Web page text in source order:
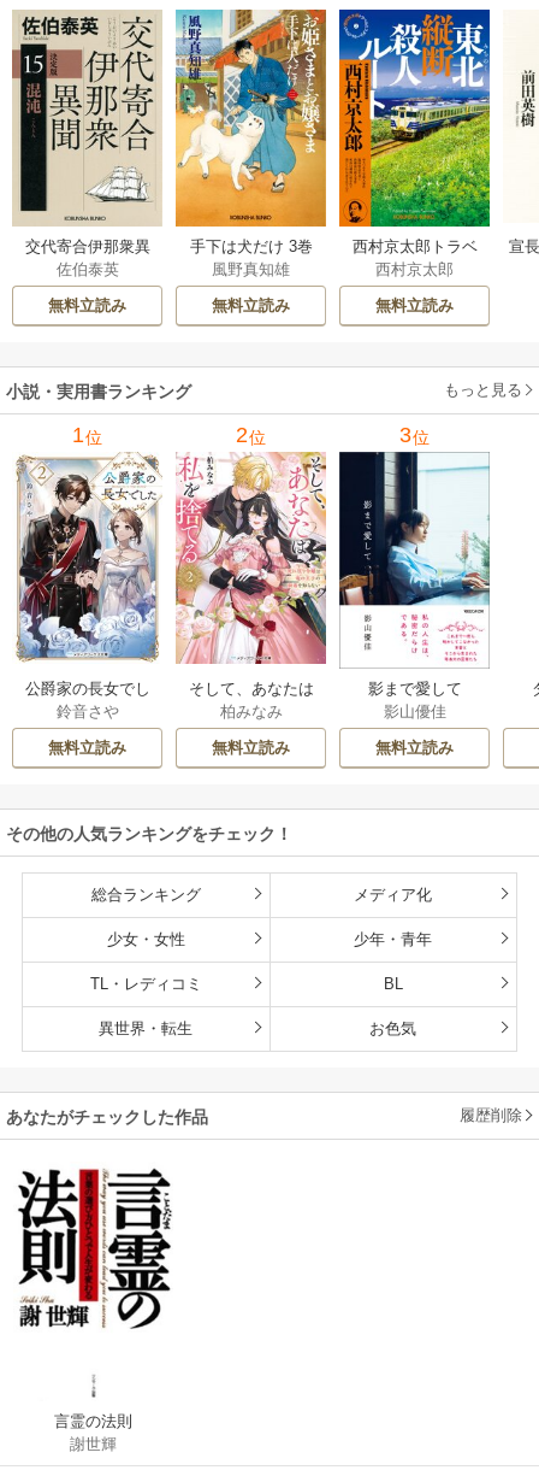
交代寄合伊那衆異
聞 15巻
佐伯泰英
無料立読み
手下は犬だけ 3巻
風野真知雄
無料立読み
西村京太郎トラベ
ルミステリー・セ
レクション 2巻
西村京太郎
無料立読み
宣
小説・実用書ランキング もっと見る
1位
公爵家の長女でし
た
鈴音さや
無料立読み
2位
そして、あなたは
私を捨てる
柏みなみ
無料立読み
3位
影まで愛して
影山優佳
無料立読み
その他の人気ランキングをチェック！
総合ランキング メディア化
少女・女性 少年・青年
TL・レディコミ BL
異世界・転生 お色気
あなたがチェックした作品 履歴削除
言霊の法則
謝世輝